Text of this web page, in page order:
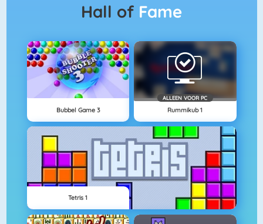
Hall of Fame
Bubbel Game 3
ALLEEN VOOR PC
Rummikub 1
Tetris 1